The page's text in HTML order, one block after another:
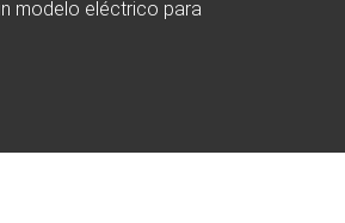
modelo eléctrico para